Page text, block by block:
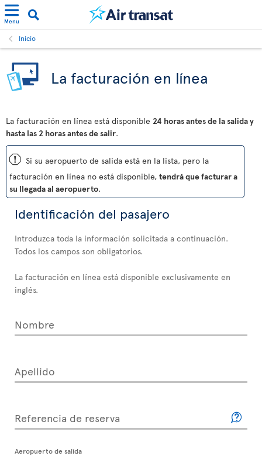
Menu
Inicio
La facturación en línea
La facturación en línea está disponible 24 horas antes de la salida y
hasta las 2 horas antes de salir.
ü Si su aeropuerto de salida está en la lista, pero la
facturación en línea no está disponible, tendrá que facturar a
su llegada al aeropuerto.
Identificación del pasajero
Introduzca toda la información solicitada a continuación.
Todos los campos son obligatorios.
La facturación en línea está disponible exclusivamente en
inglés.
Nombre
Apellido
Referencia de reserva
Aeropuerto de salida